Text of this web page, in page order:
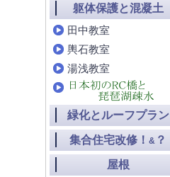
躯体保護と混凝土
田中教室
輿石教室
湯浅教室
緑化とルーフプラン
集合住宅改修！ & ？
屋根